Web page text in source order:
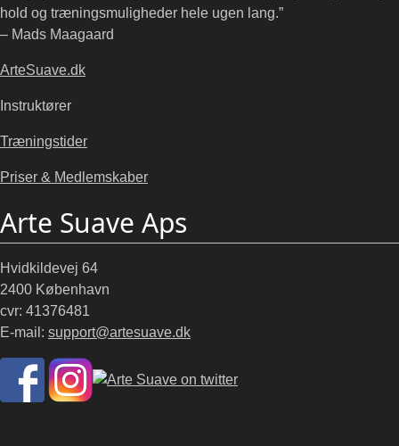
hold og træningsmuligheder hele ugen lang.”
– Mads Maagaard
ArteSuave.dk
Instruktører
Træningstider
Priser & Medlemskaber
Arte Suave Aps
Hvidkildevej 64
2400 København
cvr: 41376481
E-mail: support@artesuave.dk